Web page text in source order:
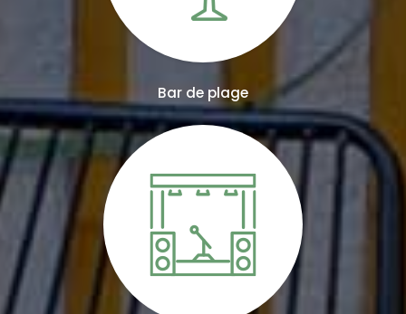
Bar de plage